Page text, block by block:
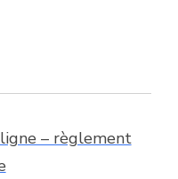
– règlement